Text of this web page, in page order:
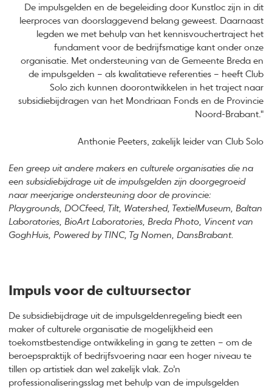
De impulsgelden en de begeleiding door Kunstloc zijn in dit
leerproces van doorslaggevend belang geweest. Daarnaast
legden we met behulp van het kennisvouchertraject het
fundament voor de bedrijfsmatige kant onder onze
organisatie. Met ondersteuning van de Gemeente Breda en
de impulsgelden – als kwalitatieve referenties – heeft Club
Solo zich kunnen doorontwikkelen in het traject naar
subsidiebijdragen van het Mondriaan Fonds en de Provincie
Noord-Brabant."
Anthonie Peeters, zakelijk leider van Club Solo
Een greep uit andere makers en culturele organisaties die na
een subsidiebijdrage uit de impulsgelden zijn doorgegroeid
naar meerjarige ondersteuning door de provincie:
Playgrounds, DOCfeed, Tilt, Watershed, TextielMuseum, Baltan
Laboratories, BioArt Laboratories, Breda Photo, Vincent van
GoghHuis, Powered by TINC, Tg Nomen, DansBrabant.
Impuls voor de cultuursector
De subsidiebijdrage uit de impulsgeldenregeling biedt een
maker of culturele organisatie de mogelijkheid een
toekomstbestendige ontwikkeling in gang te zetten – om de
beroepspraktijk of bedrijfsvoering naar een hoger niveau te
tillen op artistiek dan wel zakelijk vlak. Zo’n
professionaliseringsslag met behulp van de impulsgelden